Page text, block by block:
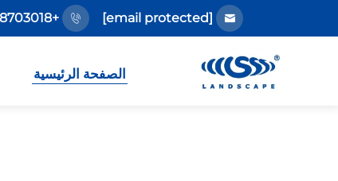
[email protected]
+86-18588703018
الصفحة الرئيسية